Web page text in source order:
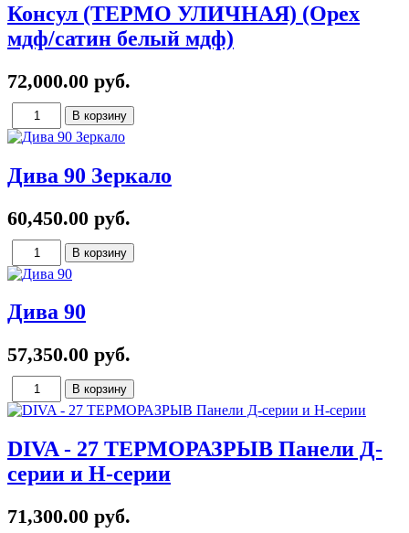
Консул (ТЕРМО УЛИЧНАЯ) (Орех
мдф/сатин белый мдф)
72,000.00 руб.
Дива 90 Зеркало
60,450.00 руб.
Дива 90
57,350.00 руб.
DIVA - 27 ТЕРМОРАЗРЫВ Панели Д-
серии и Н-серии
71,300.00 руб.